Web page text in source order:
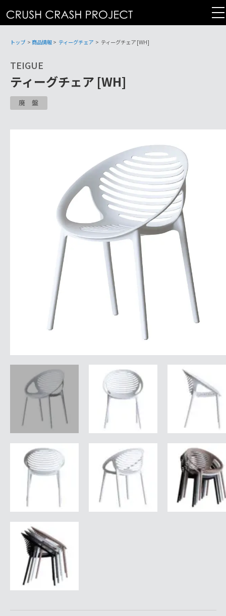
テ
トップ > 商品情報> ティーグチェア > ティーグチェア [WH]
TEIGUE
ティーグチェア [WH]
廃盤